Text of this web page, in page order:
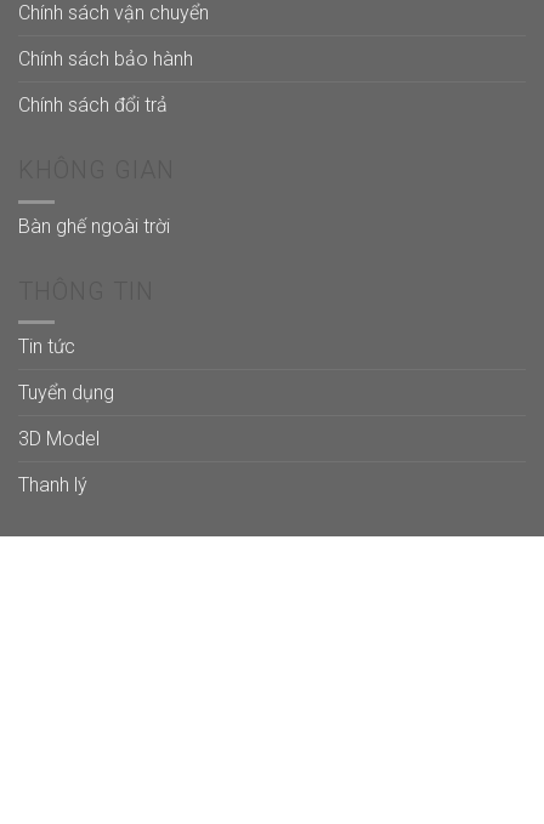
Chính sách vận chuyển
Chính sách bảo hành
Chính sách đổi trả
Bàn ghế ngoài trời
Tin tức
Tuyển dụng
3D Model
Thanh lý